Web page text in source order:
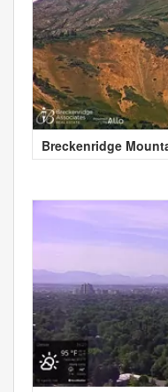
Breckenridge